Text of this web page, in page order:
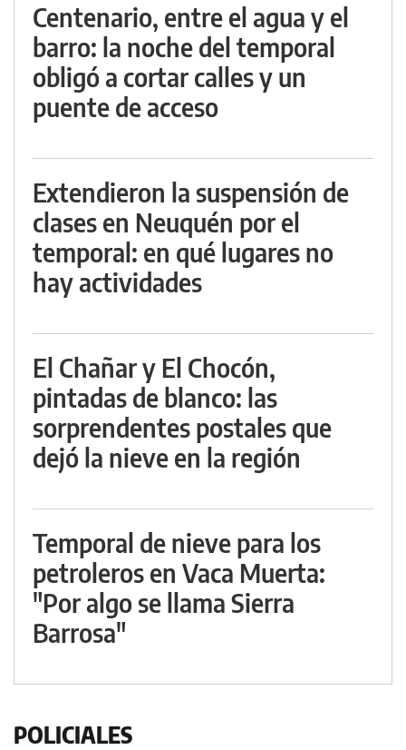
Centenario, entre el agua y el
barro: la noche del temporal
obligó a cortar calles y un
puente de acceso
Extendieron la suspensión de
clases en Neuquén por el
temporal: en qué lugares no
hay actividades
El Chañar y El Chocón,
pintadas de blanco: las
sorprendentes postales que
dejó la nieve en la región
Temporal de nieve para los
petroleros en Vaca Muerta:
"Por algo se llama Sierra
Barrosa"
POLICIALES